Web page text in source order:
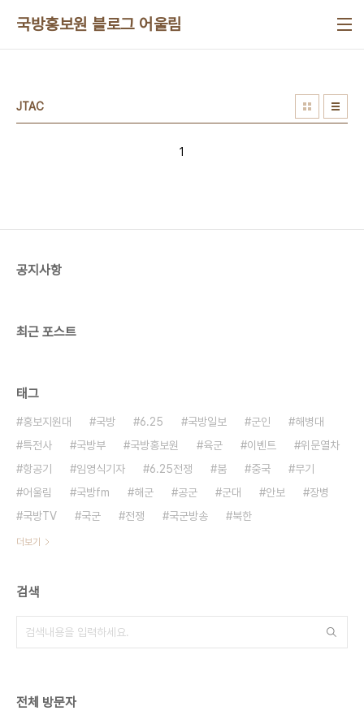
국방홍보원 블로그 어울림
JTAC
1
공지사항
최근 포스트
태그
홍보지원대 국방 6.25 국방일보 군인
해병대
특전사
국방부 국방홍보원 육군 이벤트
위문열차
항공기
임영식기자 6.25전쟁 붐 중국
무기
어울림
국방fm 해군 공군 군대 안보
장병
국방TV
국군 전쟁 국군방송 북한
더보기
검색
전체 방문자